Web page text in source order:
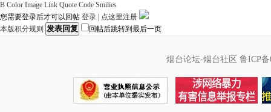
B Color Image Link Quote Code Smilies
您需要登录后才可以回帖 登录
点这里注册
本版积分规则 发表回复 回帖后跳转到最后一页
烟台论坛-烟台社区 鲁ICP备